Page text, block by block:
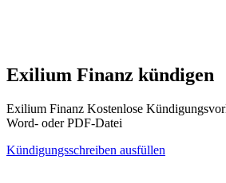
Exilium Finanz kündigen
Exilium Finanz Kostenlose
Word- oder PDF-Datei
Kündigungsschreiben ausfüllen